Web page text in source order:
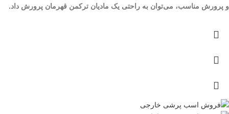
و پرورش مناسب، می‌توان به راحتی یک مادیان ترکمن قهرمان پرورش داد.